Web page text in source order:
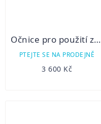
Očnice pro použití zařízení Thunder 2.0 jako zaměřovače / monokuláru
PTEJTE SE NA PRODEJNĚ
3 600 Kč